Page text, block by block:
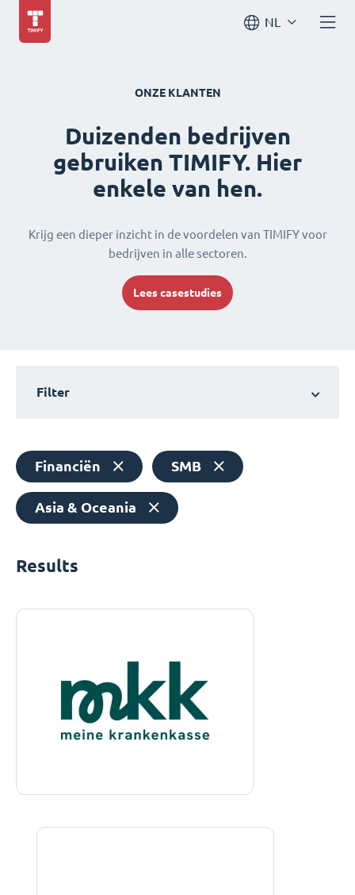
NL
ONZE KLANTEN
Duizenden bedrijven
gebruiken TIMIFY. Hier
enkele van hen.
Krijg een dieper inzicht in de voordelen van TIMIFY voor
bedrijven in alle sectoren.
Lees casestudies
Filter
Financiën SMB
Asia & Oceania
Results